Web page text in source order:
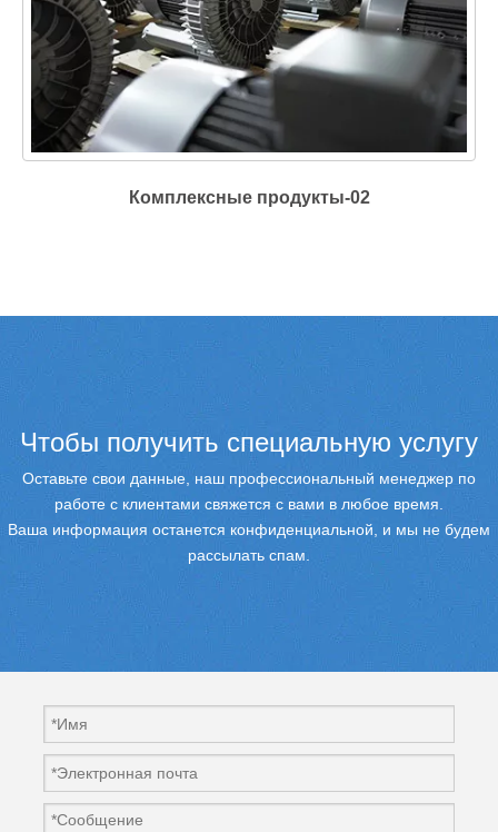
Комплексные продукты-02
Чтобы получить специальную услугу
Оставьте свои данные, наш профессиональный менеджер по
работе с клиентами свяжется с вами в любое время.
Ваша информация останется конфиденциальной, и мы не будем
рассылать спам.